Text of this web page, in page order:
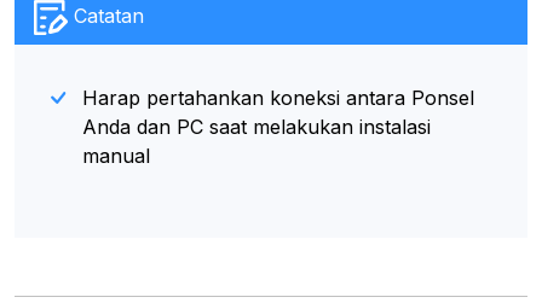
Catatan
Harap pertahankan koneksi antara Ponsel
Anda dan PC saat melakukan instalasi
manual